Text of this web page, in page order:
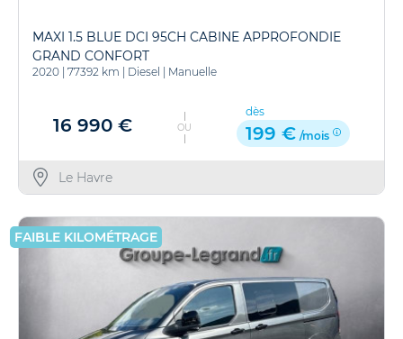
MAXI 1.5 BLUE DCI 95CH CABINE APPROFONDIE
GRAND CONFORT
2020 | 77392 km | Diesel | Manuelle
16 990 € OU
dès
199 € /mois
Le Havre
FAIBLE KILOMÉTRAGE